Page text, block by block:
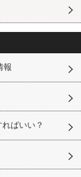
報
ばいい？